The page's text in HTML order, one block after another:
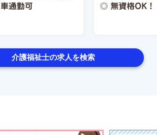
車通勤可
◎ 無資格OK！
介護福祉士の求人を検索